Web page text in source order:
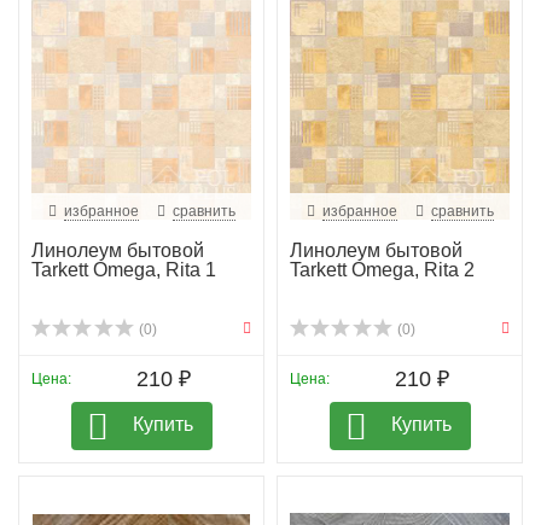
избранное сравнить
Линолеум бытовой
Tarkett Omega, Rita 1
(0)
Цена: 210 ₽
Купить
избранное сравнить
Линолеум бытовой
Tarkett Omega, Rita 2
(0)
Цена: 210 ₽
Купить